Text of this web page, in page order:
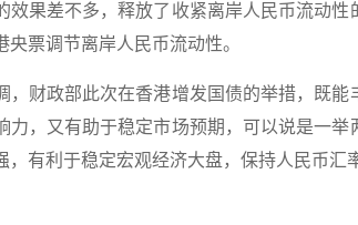
效果差不多，释放了收紧离岸人民币流动
央票调节离岸人民币流动性。
财政部此次在香港增发国债的举措，既能
力，又有助于稳定市场预期，可以说是一
，有利于稳定宏观经济大盘，保持人民币汇